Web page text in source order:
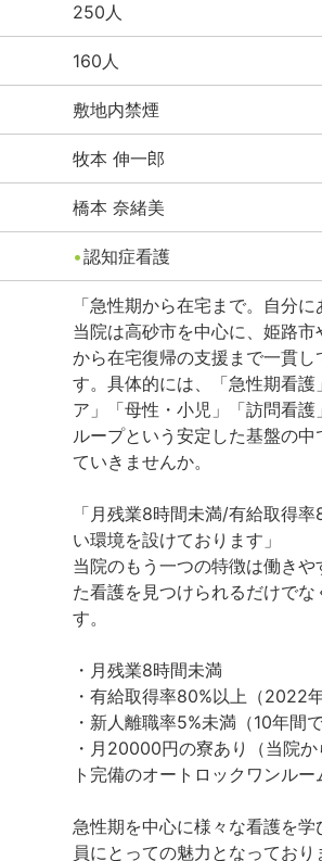
250人
160人
敷地内禁煙
牧本 伸一郎
橋本 奈緒美
認知症看護
「急性期から在宅まで。自分
当院は高砂市を中心に、姫路
から在宅復帰の支援まで一貫
す。具体的には、「急性期看
ア」「母性・小児」「訪問看
ループという安定した基盤の
ていきませんか。
「月残業8時間未満/有給取得
い環境を設けております」
当院のもう一つの特徴は働き
た看護を見つけられるだけで
す。
・月残業8時間未満
・有給取得率80%以上（2022
・新人離職率5%未満（10年間
・月20000円の寮あり（当院
ト完備のオートロックワンルー
急性期を中心に様々な看護を
員にとっての魅力となっており